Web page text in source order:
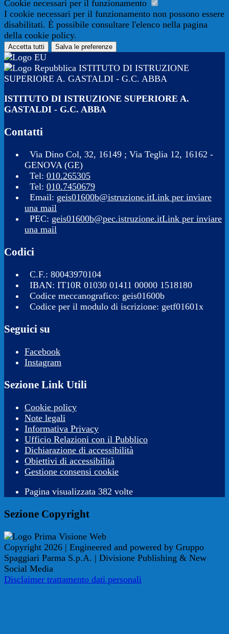
Cookie necessari per il funzionamento
I cookie necessari per il funzionamento non possono essere
disabilitati. È possibile consultare l'elenco nella pagina
della cookie policy.
Accetta tutti Salva le preferenze
ISTITUTO DI ISTRUZIONE
SUPERIORE A. GASTALDI - G.C. ABBA
ISTITUTO DI ISTRUZIONE SUPERIORE A.
GASTALDI - G.C. ABBA
Contatti
Via Dino Col, 32, 16149 ; Via Teglia 12, 16162 -
GENOVA (GE)
Tel: 010.265305
Tel: 010.7450679
Email: geis01600b@istruzione.itLink per inviare
una mail
PEC: geis01600b@pec.istruzione.itLink per inviare
una mail
Codici
C.F.: 80043970104
IBAN: IT10R 01030 01411 00000 1518180
Codice meccanografico: geis01600b
Codice per il modulo di iscrizione: getf01601x
Seguici su
Facebook
Instagram
Sezione Link Utili
Cookie policy
Note legali
Informativa Privacy
Ufficio Relazioni con il Pubblico
Dichiarazione di accessibilità
Obiettivi di accessibilità
Gestione consensi cookie
Pagina visualizzata 382 volte
Sezione Copyright
Copyright 2026 | Engineered and powered by Gruppo
Spaggiari Parma S.p.A. | Divisione Publishing & New
Social Media
Disclaimer trattamento dati personali